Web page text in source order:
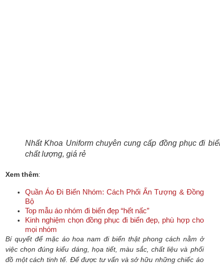
Nhất Khoa Uniform chuyên cung cấp đồng phục đi
chất lượng, giá rẻ
Xem thêm:
Quần Áo Đi Biển Nhóm: Cách Phối Ấn Tượng & Đồng
Bộ
Top mẫu áo nhóm đi biển đẹp “hết nấc”
Kinh nghiệm chọn đồng phục đi biển đẹp, phù hợp cho
mọi nhóm
Bí quyết để mặc áo hoa nam đi biển thật phong cách nằm ở
việc chọn đúng kiểu dáng, họa tiết, màu sắc, chất liệu và phối
đồ một cách tinh tế. Để được tư vấn và sở hữu những chiếc áo